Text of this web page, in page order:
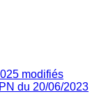
modifiés
du 20/06/2023